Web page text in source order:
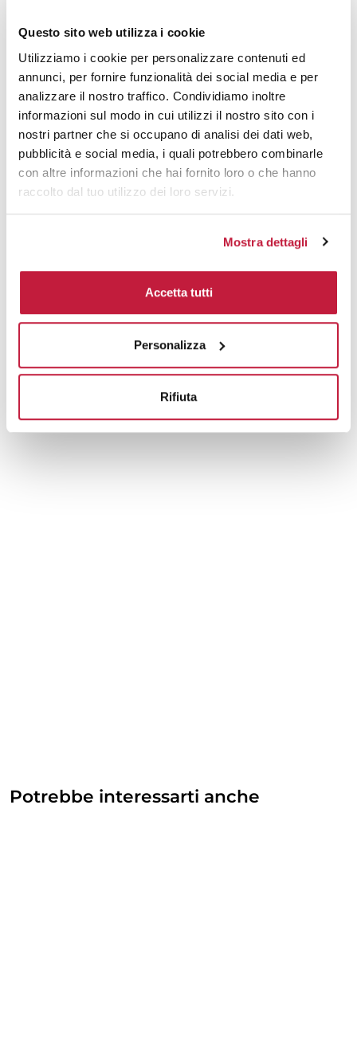
Questo sito web utilizza i cookie
Utilizziamo i cookie per personalizzare contenuti ed
annunci, per fornire funzionalità dei social media e per
analizzare il nostro traffico. Condividiamo inoltre
informazioni sul modo in cui utilizzi il nostro sito con i
nostri partner che si occupano di analisi dei dati web,
pubblicità e social media, i quali potrebbero combinarle
con altre informazioni che hai fornito loro o che hanno
raccolto dal tuo utilizzo dei loro servizi.
Mostra dettagli
Accetta tutti
Personalizza
Rifiuta
10000 € 2,54 € 2,89
Tecniche di stampa
Area di personalizzazione
Domande e risposte
Prodotti alternativi
Potrebbe interessarti anche